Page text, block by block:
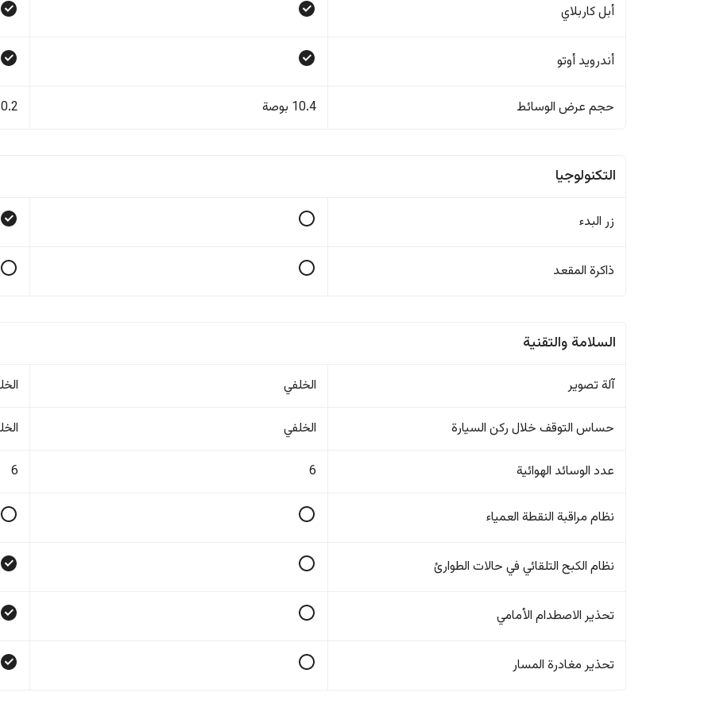
أبل كاربلاي
أندرويد أوتو
حجم عرض الوسائط 10.4 بوصة 10.2
التكنولوجيا
زر البدء
ذاكرة المقعد
السلامة والتقنية
آلة تصوير الخلفي
حساس التوقف خلال ركن السيارة الخلفي
عدد الوسائد الهوائية 6
6
نظام مراقبة النقطة العمياء
نظام الكبح التلقائي في حالات الطوارئ
تحذير الاصطدام الأمامي
تحذير مغادرة المسار